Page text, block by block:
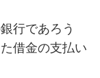
行であろう
借金の支払い